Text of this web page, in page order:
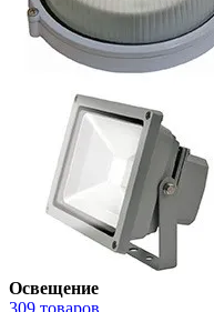
Освещение
309 товаров